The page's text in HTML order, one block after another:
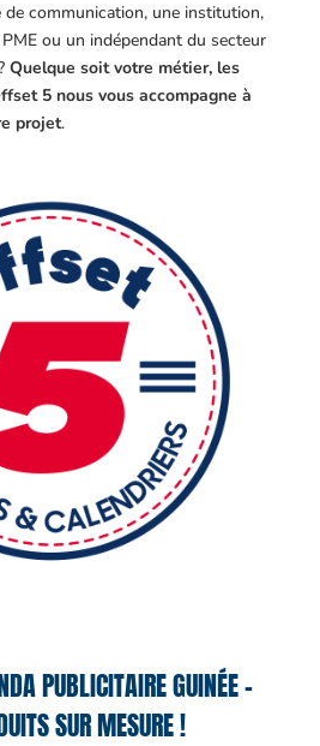
de communication, une institution,
ou un indépendant du secteur
Quelque soit votre métier, les
5 nous vous accompagne à
projet.
PUBLICITAIRE GUINÉE –
SUR MESURE !